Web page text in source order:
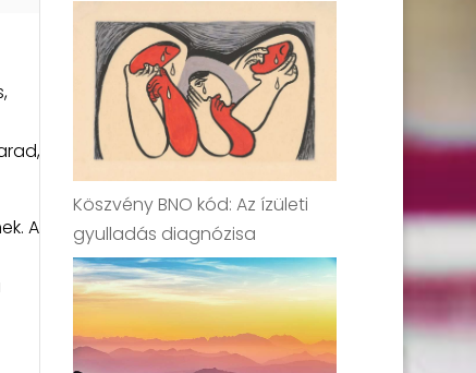
A
Köszvény BNO kód: Az ízületi
gyulladás diagnózisa